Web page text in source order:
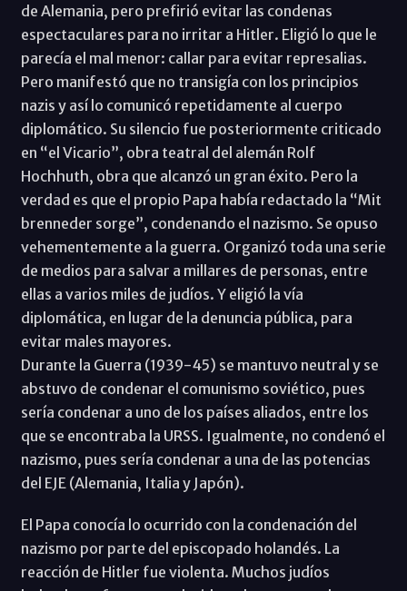
de Alemania, pero prefirió evitar las condenas
espectaculares para no irritar a Hitler. Eligió lo que le
parecía el mal menor: callar para evitar represalias.
Pero manifestó que no transigía con los principios
nazis y así lo comunicó repetidamente al cuerpo
diplomático. Su silencio fue posteriormente criticado
en “el Vicario”, obra teatral del alemán Rolf
Hochhuth, obra que alcanzó un gran éxito. Pero la
verdad es que el propio Papa había redactado la “Mit
brenneder sorge”, condenando el nazismo. Se opuso
vehementemente a la guerra. Organizó toda una serie
de medios para salvar a millares de personas, entre
ellas a varios miles de judíos. Y eligió la vía
diplomática, en lugar de la denuncia pública, para
evitar males mayores.
Durante la Guerra (1939-45) se mantuvo neutral y se
abstuvo de condenar el comunismo soviético, pues
sería condenar a uno de los países aliados, entre los
que se encontraba la URSS. Igualmente, no condenó el
nazismo, pues sería condenar a una de las potencias
del EJE (Alemania, Italia y Japón).
El Papa conocía lo ocurrido con la condenación del
nazismo por parte del episcopado holandés. La
reacción de Hitler fue violenta. Muchos judíos